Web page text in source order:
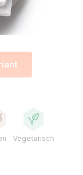
Vegetarisch